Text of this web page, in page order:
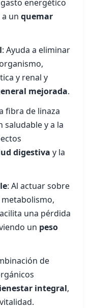
energético
un quemar
: Ayuda a eliminar
y renal y
mejorada.
fibra de linaza
saludable y a la
digestiva y la
: Al actuar sobre
una pérdida
un peso
de
integral,